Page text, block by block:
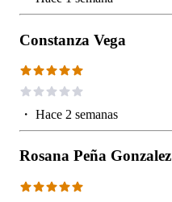
Constanza Vega
・ Hace 2 semanas
Rosana Peña Gonzalez